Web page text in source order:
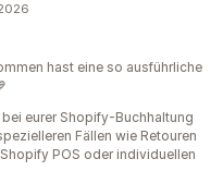
hast eine so ausführliche
eurer Shopify-Buchhaltung
Fällen wie Retouren
POS oder individuellen